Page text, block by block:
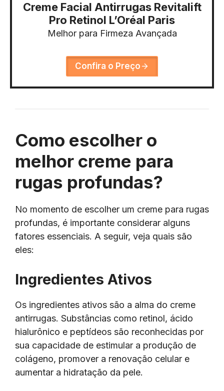
Creme Facial Antirrugas Revitalift
Pro Retinol L’Oréal Paris
Melhor para Firmeza Avançada
Confira o Preço
Como escolher o
melhor creme para
rugas profundas?
No momento de escolher um creme para rugas
profundas, é importante considerar alguns
fatores essenciais. A seguir, veja quais são
eles:
Ingredientes Ativos
Os ingredientes ativos são a alma do creme
antirrugas. Substâncias como retinol, ácido
hialurônico e peptídeos são reconhecidas por
sua capacidade de estimular a produção de
colágeno, promover a renovação celular e
aumentar a hidratação da pele.